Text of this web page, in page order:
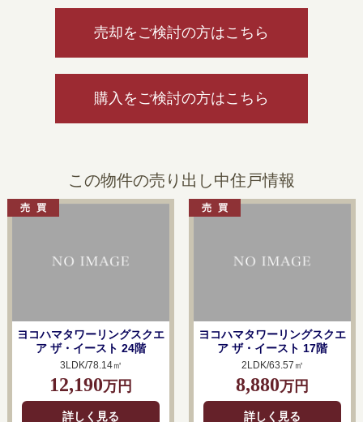
売却をご検討の方はこちら
購入をご検討の方はこちら
この物件の売り出し中住戸情報
ヨコハマタワーリングスクエ
ア ザ・イースト 24階
3LDK/78.14㎡
12,190万円
詳しく見る
ヨコハマタワーリングスクエ
ア ザ・イースト 17階
2LDK/63.57㎡
8,880万円
詳しく見る